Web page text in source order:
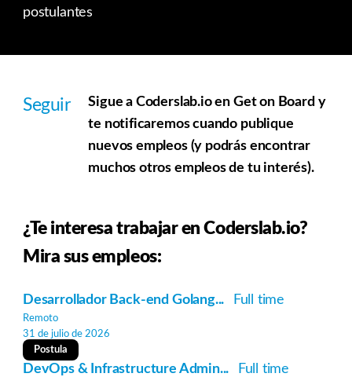
postulantes
Seguir
Sigue a Coderslab.io en Get on Board y
te notificaremos cuando publique
nuevos empleos (y podrás encontrar
muchos otros empleos de tu interés).
¿Te interesa trabajar en Coderslab.io?
Mira sus empleos:
Desarrollador Back-end Golang... Full time
Remoto
31 de julio de 2026
Postula
DevOps & Infrastructure Admin... Full time